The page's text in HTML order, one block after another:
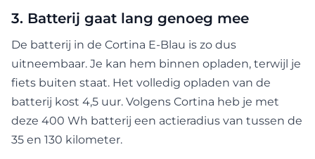
3. Batterij gaat lang genoeg mee
De batterij in de Cortina E-Blau is zo dus
uitneembaar. Je kan hem binnen opladen, terwijl je
fiets buiten staat. Het volledig opladen van de
batterij kost 4,5 uur. Volgens Cortina heb je met
deze 400 Wh batterij een actieradius van tussen de
35 en 130 kilometer.